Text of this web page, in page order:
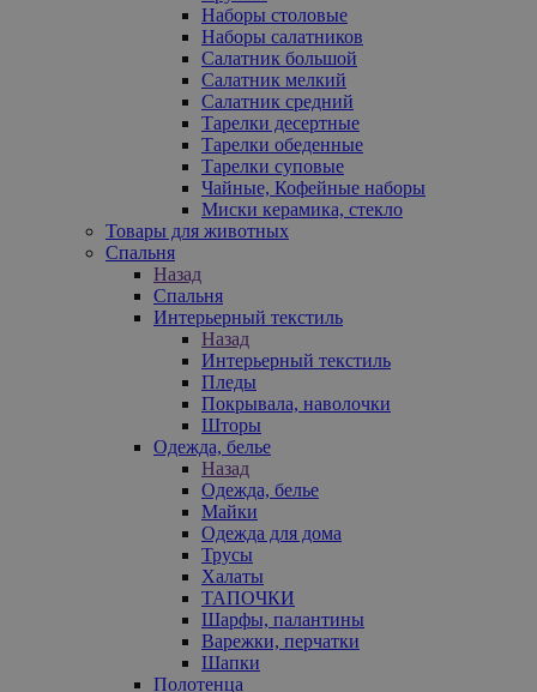
Наборы столовые
Наборы салатников
Салатник большой
Салатник мелкий
Салатник средний
Тарелки десертные
Тарелки обеденные
Тарелки суповые
Чайные, Кофейные наборы
Миски керамика, стекло
Товары для животных
Спальня
Назад
Спальня
Интерьерный текстиль
Назад
Интерьерный текстиль
Пледы
Покрывала, наволочки
Шторы
Одежда, белье
Назад
Одежда, белье
Майки
Одежда для дома
Трусы
Халаты
ТАПОЧКИ
Шарфы, палантины
Варежки, перчатки
Шапки
Полотенца